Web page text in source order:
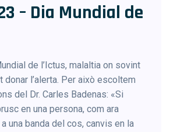
– Dia Mundial de
de l’Ictus, malaltia on sovint
donar l’alerta. Per això escoltem
del Dr. Carles Badenas: «Si
en una persona, com ara
una banda del cos, canvis en la